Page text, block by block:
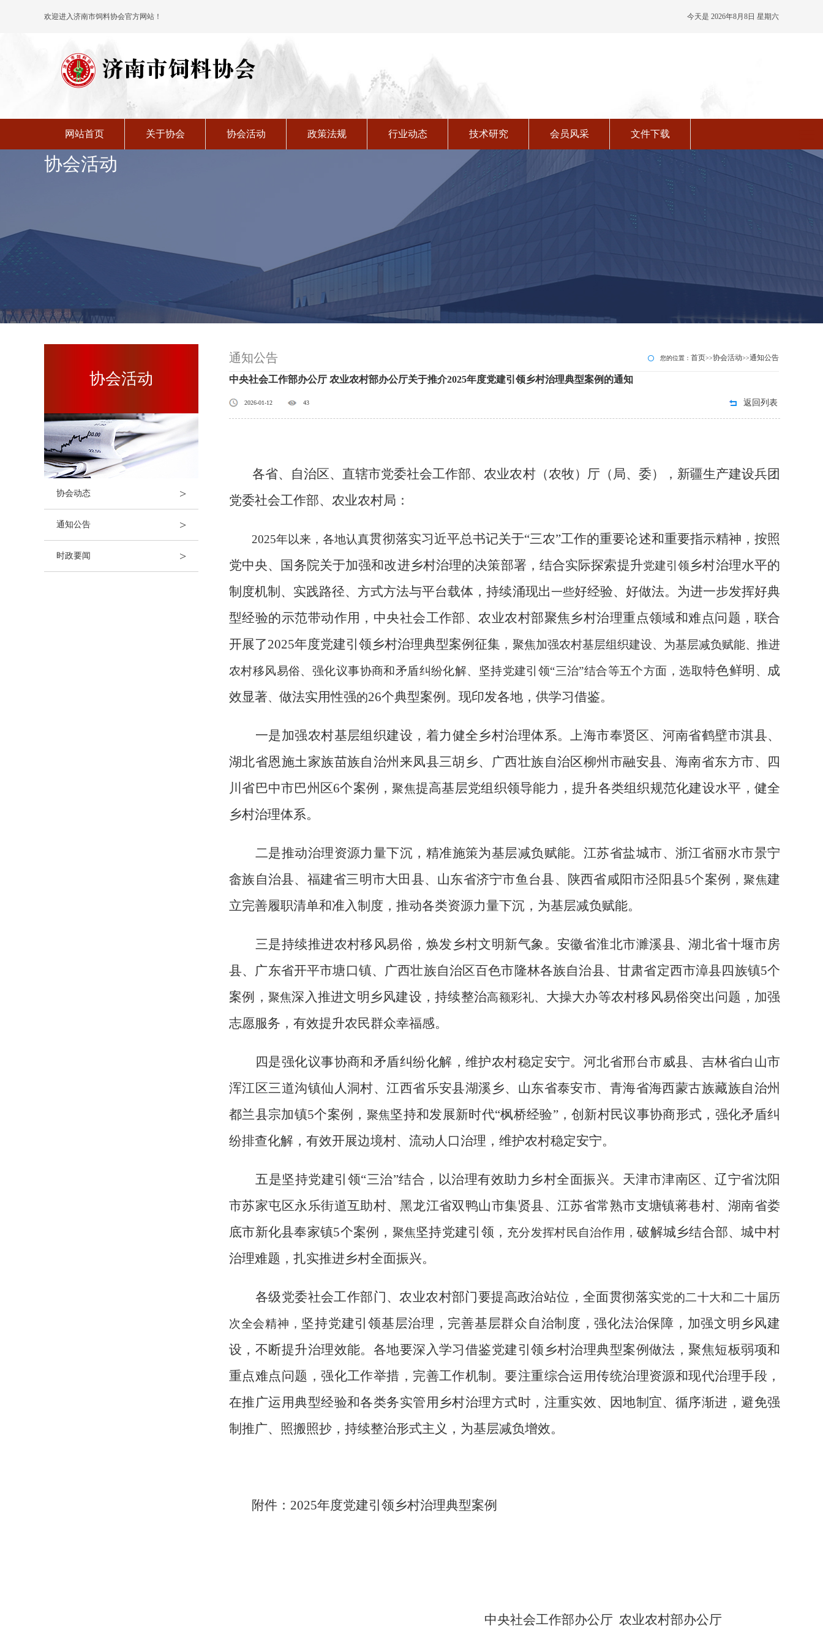
欢迎进入济南市饲料协会官方网站！ 今天是 2026年8月8日 星期六
网站首页 关于协会 协会活动 政策法规 行业动态 技术研究 会员风采 文件下载
协会活动
协会活动
协会动态 >
通知公告 >
时政要闻 >
通知公告 您的位置： 首页>>协会活动>>通知公告
中央社会工作部办公厅 农业农村部办公厅关于推介2025年度党建引领乡村治理典型案例的通知
2026-01-12 43 返回列表
各省、自治区、直辖市党委社会工作部、农业农村（农牧）厅（局、委），新疆生产建设兵团
党委社会工作部、农业农村局：
2025年以来，各地认真贯彻落实习近平总书记关于“三农”工作的重要论述和重要指示精神，按照
党中央、国务院关于加强和改进乡村治理的决策部署，结合实际探索提升党建引领乡村治理水平的
制度机制、实践路径、方式方法与平台载体，持续涌现出一些好经验、好做法。为进一步发挥好典
型经验的示范带动作用，中央社会工作部、农业农村部聚焦乡村治理重点领域和难点问题，联合
开展了2025年度党建引领乡村治理典型案例征集 ，聚焦加强农村基层组织建设、为基层减负赋能、推进
农村移风易俗、强化议事协商和矛盾纠纷化解、坚持党建引领“三治”结合等五个方面，选取特色鲜明 、 成
效显著、 做法实用性强的26个典型案例。现印发各地，供学习借鉴。
一是加强农村基层组织建设，着力健全乡村治理体系。上海市奉贤区、河南省鹤壁市淇县、
湖北省恩施土家族苗族自治州来凤县三胡乡、广西壮族自治区柳州市融安县、海南省东方市、四
川省巴中市巴州区6个案例，聚焦提高基层党组织领导能力，提升各类组织规范化建设水平，健全
乡村治理体系。
二是推动治理资源力量下沉，精准施策为基层减负赋能。 江苏省盐城市、浙江省丽水市景宁
畲族自治县、福建省三明市大田县、山东省济宁市鱼台县、陕西省咸阳市泾阳县5个案例，聚焦建
立完善履职清单和准入制度，推动各类资源力量下沉，为基层减负赋能。
三是持续推进农村移风易俗，焕发乡村文明新气象。安徽省淮北市濉溪县、湖北省十堰市房
县、广东省开平市塘口镇、广西壮族自治区百色市隆林各族自治县、甘肃省定西市漳县四族镇5个
案例， 聚焦深入推进文明乡风建设，持续整治高额彩礼、 大操大办等农村移风易俗突出问题，加强
志愿服务，有效提升农民群众幸福感。
四是强化议事协商和矛盾纠纷化解，维护农村稳定安宁。 河北省邢台市威县、吉林省白山市
浑江区三道沟镇仙人洞村、江西省乐安县湖溪乡、山东省泰安市、青海省海西蒙古族藏族自治州
都兰县宗加镇5个案例， 聚焦坚持和发展新时代“枫桥经验”，创新村民议事协商形式，强化矛盾纠
纷排查化解，有效开展边境村、流动人口治理，维护农村稳定安宁。
五是坚持党建引领“三治”结合，以治理有效助力乡村全面振兴。 天津市津南区、辽宁省沈阳
市苏家屯区永乐街道互助村、黑龙江省双鸭山市集贤县、江苏省常熟市支塘镇蒋巷村、湖南省娄
底市新化县奉家镇5个案例， 聚焦坚持党建引领， 充分发挥村民自治作用，破解城乡结合部、城中村
治理难题，扎实推进乡村全面振兴。
各级党委社会工作部门、农业农村部门要提高政治站位，全面贯彻落实党的二十大和二十届历
次全会精神， 坚持党建引领基层治理，完善基层群众自治制度，强化法治保障，加强文明乡风建
设，不断提升治理效能。各地要深入学习借鉴党建引领乡村治理典型案例做法，聚焦短板弱项和
重点难点问题，强化工作举措，完善工作机制。要注重综合运用传统治理资源和现代治理手段，
在推广运用典型经验和各类务实管用乡村治理方式时，注重实效、因地制宜、循序渐进，避免强
制推广、照搬照抄，持续整治形式主义，为基层减负增效。
附件： 2025年度党建引领乡村治理典型案例
中央社会工作部办公厅 农业农村部办公厅